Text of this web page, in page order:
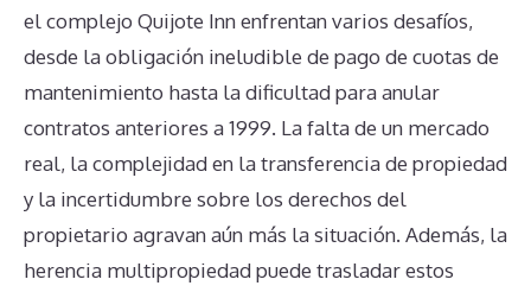
el complejo Quijote Inn enfrentan varios desafíos,
desde la obligación ineludible de pago de cuotas de
mantenimiento hasta la dificultad para anular
contratos anteriores a 1999. La falta de un mercado
real, la complejidad en la transferencia de propiedad
y la incertidumbre sobre los derechos del
propietario agravan aún más la situación. Además, la
herencia multipropiedad puede trasladar estos